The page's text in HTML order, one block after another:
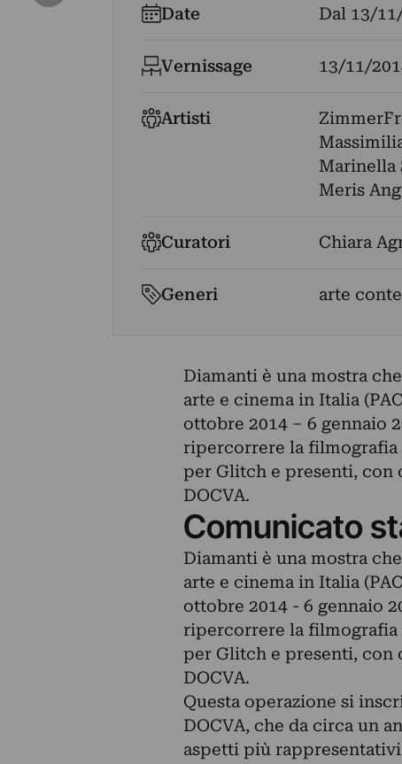
Date Dal 13/
Vernissage 13/11/
Artisti
Marinella
Meris
Curatori Chiara
Generi arte
Diamanti è una mostra
arte e cinema in Italia
ottobre 2014 – 6 gennaio
ripercorrere la
per Glitch e presenti, con
DOCVA.
Comunicato
Diamanti è una mostra
arte e cinema in Italia
ottobre 2014 - 6 gennaio
ripercorrere la
per Glitch e presenti, con
DOCVA.
Questa operazione si
DOCVA, che da circa un
aspetti più